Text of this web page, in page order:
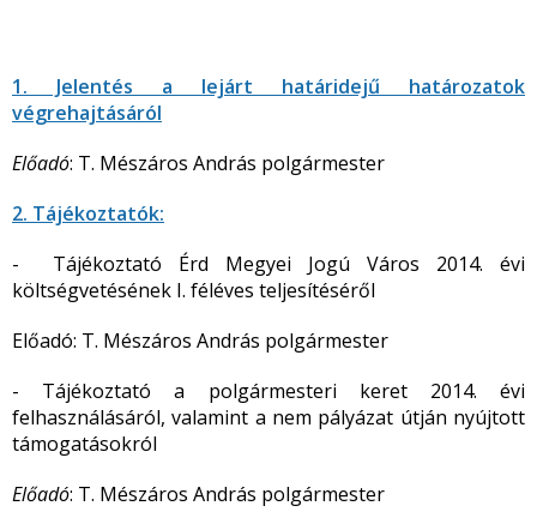
1. Jelentés a lejárt határidejű határozatok
végrehajtásáról
Előadó: T. Mészáros András polgármester
2. Tájékoztatók:
- Tájékoztató Érd Megyei Jogú Város 2014. évi
költségvetésének I. féléves teljesítéséről
Előadó: T. Mészáros András polgármester
- Tájékoztató a polgármesteri keret 2014. évi
felhasználásáról, valamint a nem pályázat útján nyújtott
támogatásokról
Előadó: T. Mészáros András polgármester